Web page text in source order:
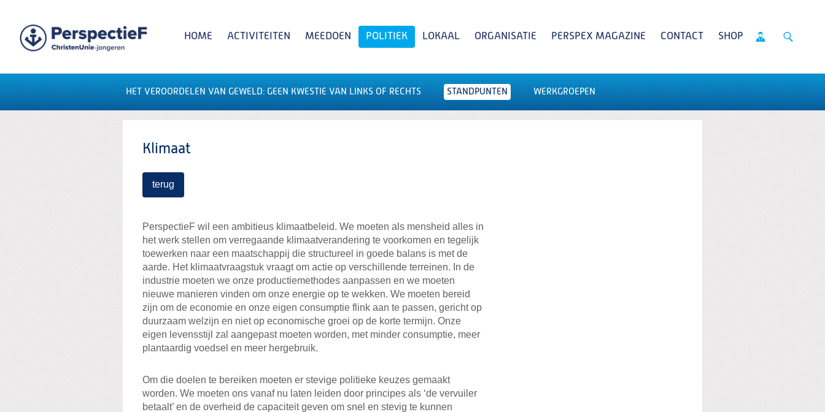
Spring
naar
naar
HOME ACTIVITEITEN MEEDOEN POLITIEK LOKAAL ORGANISATIE PERSPEX MAGAZINE CONTACT SHOP
Zoeken:
Zoeken
HET VEROORDELEN VAN GEWELD: GEEN KWESTIE VAN LINKS OF RECHTS STANDPUNTEN WERKGROEPEN
INTERNATIONALE WERKGROEPEN POLITIEKE ACTIES
Klimaat
terug
PerspectieF wil een ambitieus klimaatbeleid. We moeten als mensheid alles in
het werk stellen om verregaande klimaatverandering te voorkomen en tegelijk
toewerken naar een maatschappij die structureel in goede balans is met de
aarde. Het klimaatvraagstuk vraagt om actie op verschillende terreinen. In de
industrie moeten we onze productiemethodes aanpassen en we moeten
nieuwe manieren vinden om onze energie op te wekken. We moeten bereid
zijn om de economie en onze eigen consumptie flink aan te passen, gericht op
duurzaam welzijn en niet op economische groei op de korte termijn. Onze
eigen levensstijl zal aangepast moeten worden, met minder consumptie, meer
plantaardig voedsel en meer hergebruik.
Om die doelen te bereiken moeten er stevige politieke keuzes gemaakt
worden. We moeten ons vanaf nu laten leiden door principes als ‘de vervuiler
betaalt’ en de overheid de capaciteit geven om snel en stevig te kunnen